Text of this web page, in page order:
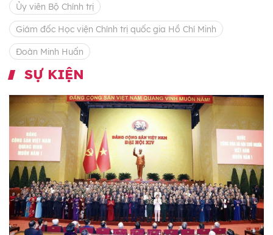
Ủy viên Bộ Chính trị
Giám đốc Học viện Chính trị quốc gia Hồ Chí Minh
Đoàn Minh Huấn
SỰ KIỆN